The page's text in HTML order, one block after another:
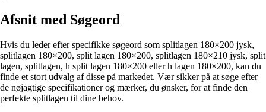
Afsnit med Søgeord
Hvis du leder efter specifikke søgeord som splitlagen 180×200 jysk,
splitlagen 180×200, split lagen 180×200, splitlagen 180×210 jysk, split
lagen, splitlagen, h split lagen 180×200 eller h lagen 180×200, kan du
finde et stort udvalg af disse på markedet. Vær sikker på at søge efter
de nøjagtige specifikationer og mærker, du ønsker, for at finde den
perfekte splitlagen til dine behov.